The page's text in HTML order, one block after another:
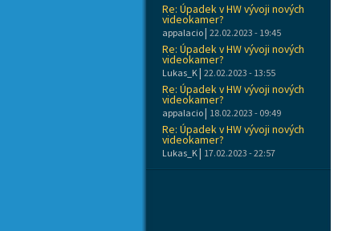
Re: Úpadek v HW vývoji nových
videokamer?
appalacio| 22.02.2023 - 19:45
Re: Úpadek v HW vývoji nových
videokamer?
Lukas_K | 22.02.2023 - 13:55
Re: Úpadek v HW vývoji nových
videokamer?
appalacio| 18.02.2023 - 09:49
Re: Úpadek v HW vývoji nových
videokamer?
Lukas_K | 17.02.2023 - 22:57